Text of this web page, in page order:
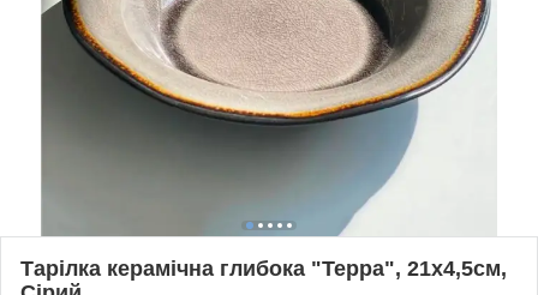
Тарілка керамічна глибока "Терра", 21x4,5см,